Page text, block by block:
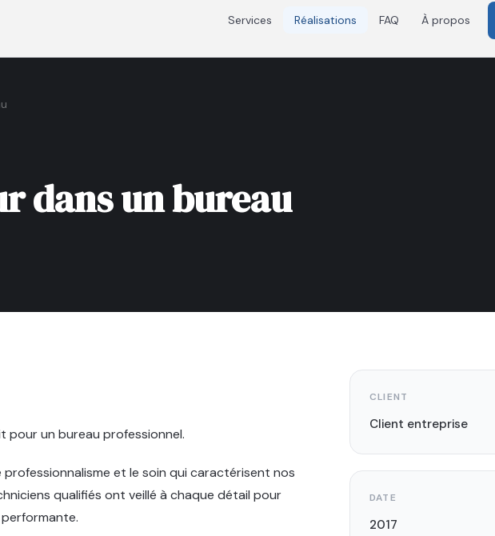
Services Réalisations FAQ À propos
dans un bureau
pour un bureau professionnel.
et le soin qui caractérisent nos
qualifiés ont veillé à chaque détail pour
CLIENT
Client entreprise
DATE
2017